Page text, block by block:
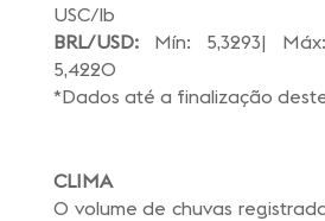
USC/lb
BRL/USD: Mín: 5,3293|
5,4220
*Dados até a finalização
CLIMA
O volume de chuvas